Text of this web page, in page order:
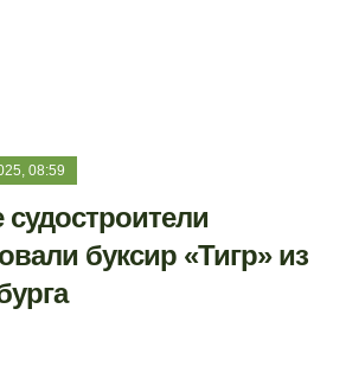
08:59
судостроители
буксир «Тигр» из